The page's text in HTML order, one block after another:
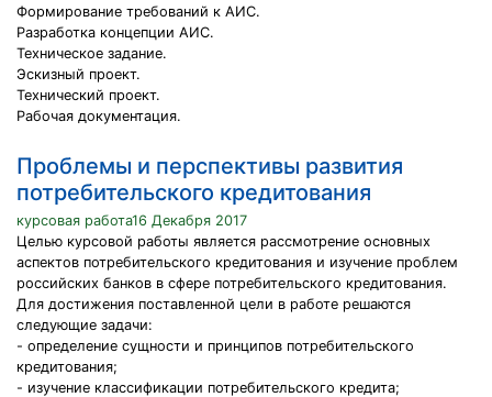
Формирование требований к АИС.
Разработка концепции АИС.
Техническое задание.
Эскизный проект.
Технический проект.
Рабочая документация.
Проблемы и перспективы развития
потребительского кредитования
курсовая работа16 Декабря 2017
Целью курсовой работы является рассмотрение основных
аспектов потребительского кредитования и изучение проблем
российских банков в сфере потребительского кредитования.
Для достижения поставленной цели в работе решаются
следующие задачи:
- определение сущности и принципов потребительского
кредитования;
- изучение классификации потребительского кредита;